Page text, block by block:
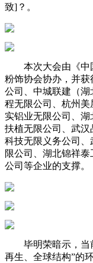
致]？。
本次大会由《中
粉饰协会协办，并
公司、中城联建（
程无限公司、杭州
实铝业无限公司、
扶植无限公司、武
科技无限义务公司
限公司、湖北锦祥
公司等企业的支撑。
毕明荣暗示，当前
再生、全球结构”的